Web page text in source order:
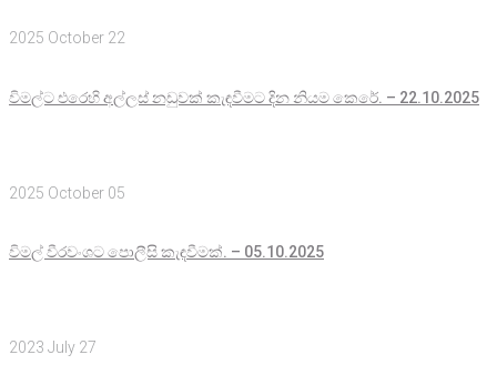
2025 October 22
විමල්ට එරෙහි අල්ලස් නඩුවක් කැඳවීමට දින නියම කෙරේ. – 22.10.2025
2025 October 05
විමල් වීරවංශට පොලීසි කැඳවීමක්. – 05.10.2025
2023 July 27